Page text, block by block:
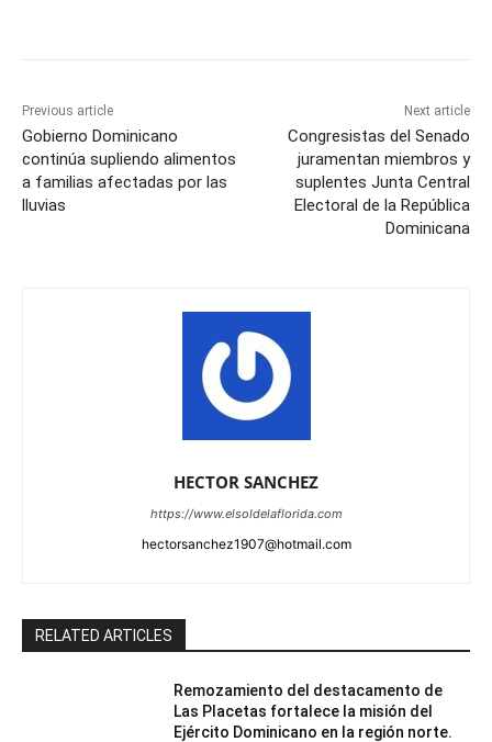
Previous article
Gobierno Dominicano
continúa supliendo alimentos
a familias afectadas por las
lluvias
Next article
Congresistas del Senado
juramentan miembros y
suplentes Junta Central
Electoral de la República
Dominicana
HECTOR SANCHEZ
https://www.elsoldelaflorida.com
hectorsanchez1907@hotmail.com
RELATED ARTICLES
Remozamiento del destacamento de
Las Placetas fortalece la misión del
Ejército Dominicano en la región norte.